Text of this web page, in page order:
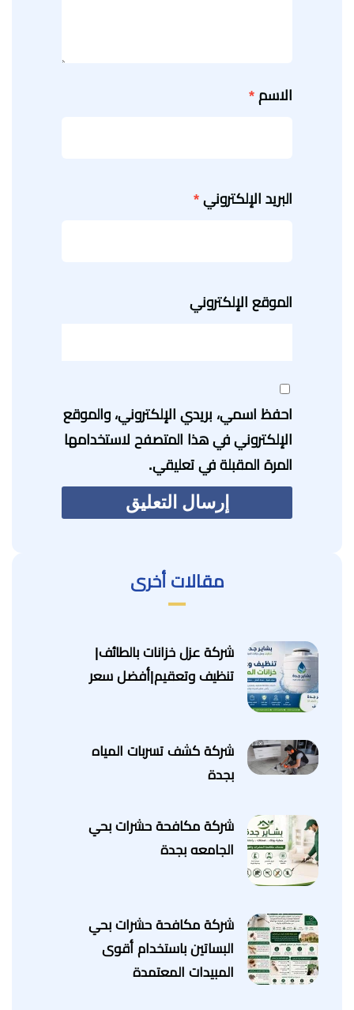
الاسم *
البريد الإلكتروني *
الموقع الإلكتروني
احفظ اسمي، بريدي الإلكتروني، والموقع
الإلكتروني في هذا المتصفح لاستخدامها
المرة المقبلة في تعليقي.
مقالات أخرى
شركة عزل خزانات بالطائف|
تنظيف وتعقيم|أفضل سعر
شركة كشف تسربات المياه
بجدة
شركة مكافحة حشرات بحي
الجامعه بجدة
شركة مكافحة حشرات بحي
البساتين باستخدام أقوى
المبيدات المعتمدة